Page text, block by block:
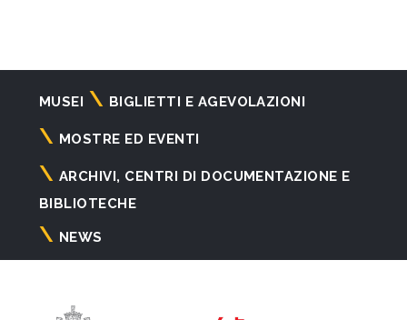
Navigazione
principale
MUSEI BIGLIETTI E AGEVOLAZIONI
MOSTRE ED EVENTI
ARCHIVI, CENTRI DI DOCUMENTAZIONE E
BIBLIOTECHE
NEWS